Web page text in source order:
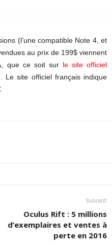
(l’une compatible Note 4, et
au prix de 199$ viennent
que ce soit sur le site officiel
Le site officiel français indique
Suivant
Oculus Rift : 5 millions
d’exemplaires et ventes à
perte en 2016